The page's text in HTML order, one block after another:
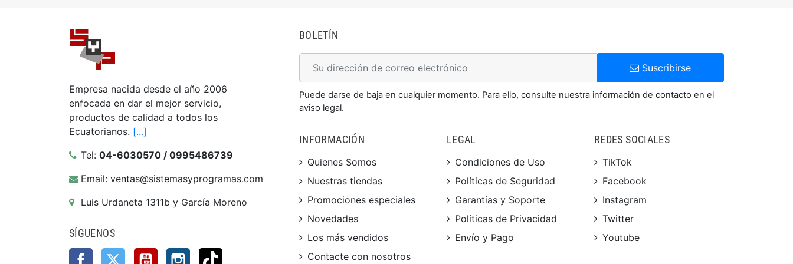
Empresa nacida desde el año 2006
enfocada en dar el mejor servicio,
productos de calidad a todos los
Ecuatorianos. [...]
Tel: 04-6030570 / 0995486739
Email: ventas@sistemasyprogramas.com
Luis Urdaneta 1311b y García Moreno
SÍGUENOS
FacebookTwitter YouTube Instagram
BOLETÍN
Suscribirse
Puede darse de baja en cualquier momento. Para ello, consulte nuestra información de contacto en el
aviso legal.
INFORMACIÓN
Quienes Somos
Nuestras tiendas
Promociones especiales
Novedades
Los más vendidos
Contacte con nosotros
LEGAL
Condiciones de Uso
Políticas de Seguridad
Garantías y Soporte
Políticas de Privacidad
Envío y Pago
REDES SOCIALES
TikTok
Facebook
Instagram
Twitter
Youtube